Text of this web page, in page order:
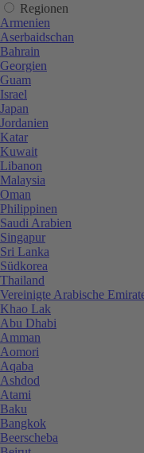
Regionen
Armenien
Aserbaidschan
Bahrain
Georgien
Guam
Israel
Japan
Jordanien
Katar
Kuwait
Libanon
Malaysia
Oman
Philippinen
Saudi Arabien
Singapur
Sri Lanka
Südkorea
Thailand
Vereinigte Arabische
Khao Lak
Abu Dhabi
Amman
Aomori
Aqaba
Ashdod
Atami
Baku
Bangkok
Beerscheba